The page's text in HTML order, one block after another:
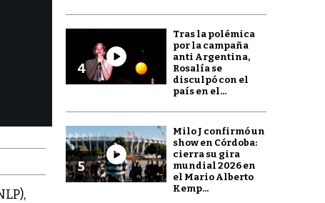
4
Tras la polémica
por la campaña
anti Argentina,
Rosalía se
disculpó con el
país en el...
5
Milo J confirmó un
show en Córdoba:
cierra su gira
mundial 2026 en
el Mario Alberto
Kemp...